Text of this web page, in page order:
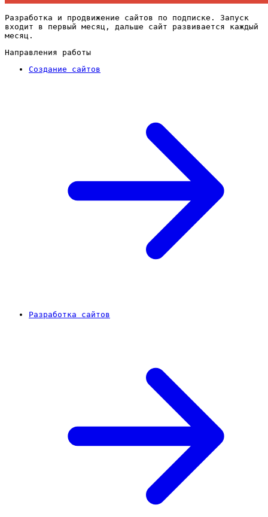
Разработка и продвижение сайтов по подписке. Запуск
входит в первый месяц, дальше сайт развивается каждый
месяц.
Направления работы
Создание сайтов
Разработка сайтов